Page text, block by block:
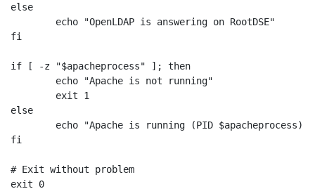
else
echo "OpenLDAP is answering on RootDSE"
fi
if [ -z "$apacheprocess" ]; then
echo "Apache is not running"
exit 1
else
echo "Apache is running (PID $apacheprocess)"
fi
# Exit without problem
exit 0